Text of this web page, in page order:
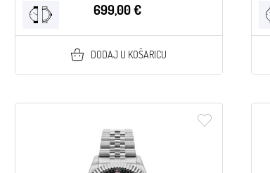
699,00 €
DODAJ U KOŠARICU